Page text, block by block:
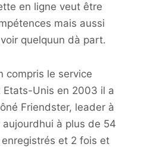
en ligne veut être
mais aussi
quelquun dà part.
compris le service
Etats-Unis en 2003 il a
Friendster, leader à
à plus de 54
et 2 fois et